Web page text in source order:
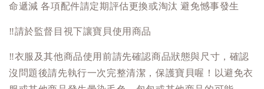
命遞減 各項配件請定期評估更換或淘汰 避免憾事發生
‼️請於監督目視下讓寶貝使用商品
‼️衣服及其他商品使用前請先確認商品狀態與尺寸，確認
沒問題後請先執行一次完整清潔，保護寶貝喔！以避免衣